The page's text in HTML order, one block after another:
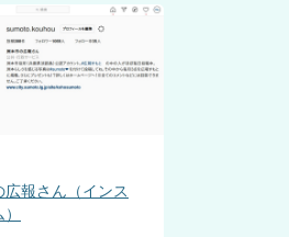
広報さん（インス